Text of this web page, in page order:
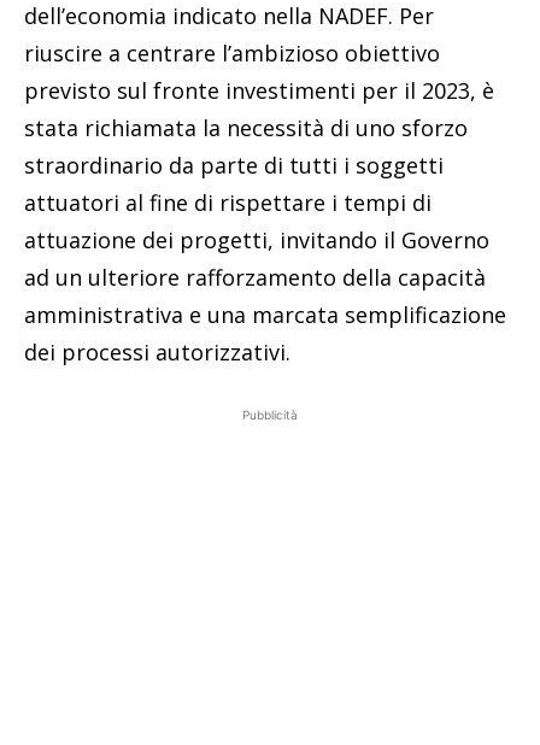
dell’economia indicato nella NADEF. Per
riuscire a centrare l’ambizioso obiettivo
previsto sul fronte investimenti per il 2023, è
stata richiamata la necessità di uno sforzo
straordinario da parte di tutti i soggetti
attuatori al fine di rispettare i tempi di
attuazione dei progetti, invitando il Governo
ad un ulteriore rafforzamento della capacità
amministrativa e una marcata semplificazione
dei processi autorizzativi.
Pubblicità